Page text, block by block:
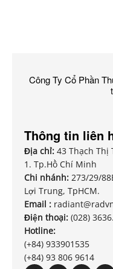
Công Ty Cổ Phần
Thông tin liên
Địa chỉ: 43 Thạch Thị
1. Tp.Hồ Chí Minh
Chi nhánh: 273/29/
Lợi Trung, TpHCM.
Email :
Điện thoại: (028)
Hotline:
(+84) 933901535
(+84) 93 806 9614